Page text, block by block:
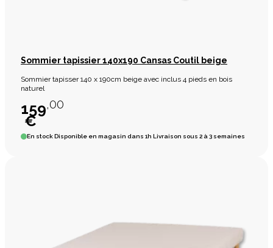
Sommier tapissier 140x190 Cansas Coutil beige
Sommier tapisser 140 x 190cm beige avec inclus 4 pieds en bois
naturel
159,00
€
En stockDisponible en magasin dans 1h Livraison sous 2 à 3 semaines